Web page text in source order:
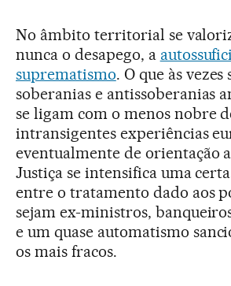
No âmbito territorial se
nunca o desapego, a
suprematismo. O que às
soberanias e antissoberanias
se ligam com o menos nobre
intransigentes experiências
eventualmente de orientação
Justiça se intensifica uma
entre o tratamento dado aos
sejam ex-ministros,
e um quase automatismo
os mais fracos.